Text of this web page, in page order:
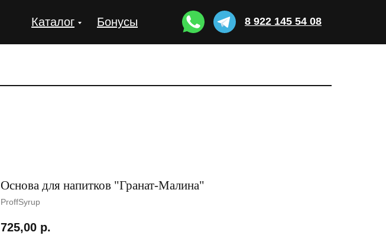
Бонусы
Каталог 8 922 145 54 08
Основа для напитков "Гранат-Малина"
ProffSyrup
725,00 р.